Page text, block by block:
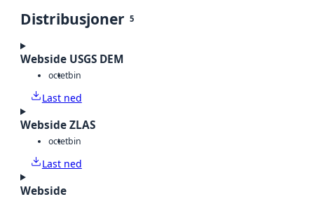
Distribusjoner 5
Webside USGS DEM
octetbin
Last ned
Webside ZLAS
octetbin
Last ned
Webside